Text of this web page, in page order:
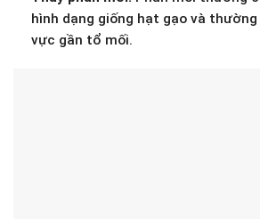
hình dạng giống hạt gạo và
vực gần tổ mối.